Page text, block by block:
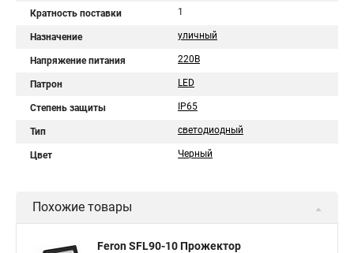
Кратность поставки 1
Назначение уличный
Напряжение питания 220В
Патрон LED
Степень защиты IP65
Тип светодиодный
Цвет Черный
Похожие товары
Feron SFL90-10 Прожектор